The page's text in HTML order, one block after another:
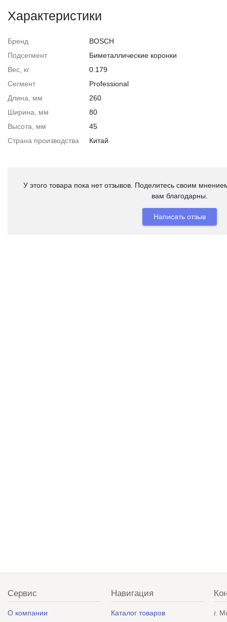
Характеристики
Бренд
BOSCH
Подсегмент
Биметаллические коронки
Вес, кг
0.179
Сегмент
Professional
Длина, мм
260
Ширина, мм
80
Высота, мм
45
Страна производства
Китай
У этого товара пока нет отзывов. Поделитесь своим
вам благодарны.
Написать отзыв
Сервис
О компании
Навигация
Каталог товаров
г.